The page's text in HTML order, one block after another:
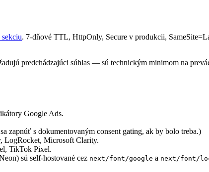
. 7-dňové TTL, HttpOnly, Secure v produkcii,
predchádzajúci súhlas — sú technickým minimom na
Google Ads.
zapnúť s dokumentovaným consent gating, ak by bolo treba.)
LogRocket, Microsoft Clarity.
TikTok Pixel.
sú self-hostované cez next/font/google a next/font/